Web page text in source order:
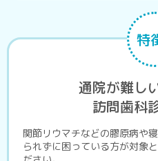
特
通院が難し
訪問歯科
関節リウマチなどの膠原病や
られずに困っている方が対象